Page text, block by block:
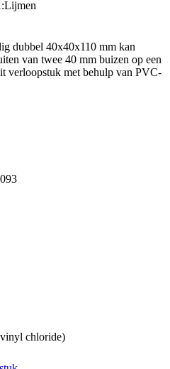
dubbel 40x40x110 mm kan
van twee 40 mm buizen op een
verloopstuk met behulp van PVC-
chloride)